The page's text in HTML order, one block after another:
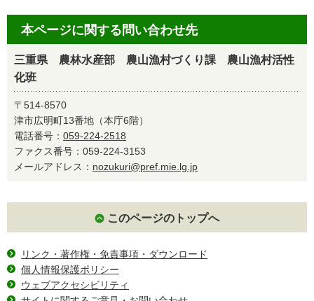
本ページに関する問い合わせ先
三重県 農林水産部 農山漁村づくり課 農山漁村活性
化班
〒514-8570
津市広明町13番地（本庁6階）
電話番号： 059-224-2518
ファクス番号：059-224-3153
メールアドレス： nozukuri@pref.mie.lg.jp
このページのトップへ
リンク・著作権・免責事項・ダウンロード
個人情報保護ポリシー
ウェブアクセシビリティ